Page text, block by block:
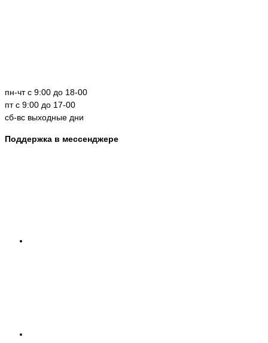
пн-чт с 9:00 до 18-00
пт с 9:00 до 17-00
сб-вс выходные дни
Поддержка в мессенджере